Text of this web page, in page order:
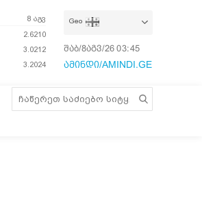
8 აგვ
2.6210
3.0212
3.2024
Geo
შაბ/8აგვ/26 03:45:33
ამინდი/AMINDI.GE